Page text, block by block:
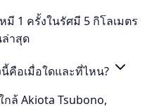
1 ครั้งในรัศมี 5 กิโลเมตร
ล่าสุด
คือเมื่อใดและที่ไหน?
ล้ Akiota Tsubono,